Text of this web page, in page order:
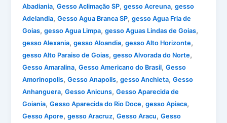
Abadiania,Gesso Aclimação SP,gesso Acreuna,gesso
Adelandia,Gesso Agua Branca SP,gesso Agua Fria de
Goias,gesso Agua Limpa,gesso Aguas Lindas de Goias,
gesso Alexania,gesso Aloandia,gesso Alto Horizonte,
gesso Alto Paraiso de Goias,gesso Alvorada do Norte,
Gesso Amaralina,Gesso Americano do Brasil,Gesso
Amorinopolis,Gesso Anapolis,gesso Anchieta,Gesso
Anhanguera,Gesso Anicuns,Gesso Aparecida de
Goiania,Gesso Aparecida do Rio Doce,gesso Apiaca,
Gesso Apore,gesso Aracruz,Gesso Aracu,Gesso